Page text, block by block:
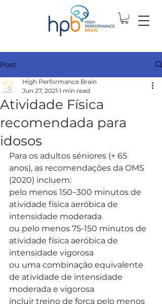
Post
Atividade Física
recomendada para
idosos
High Performance Brain
Jun 27, 2021 1 min read
Para os adultos séniores (+ 65
anos), as recomendações da OMS
(2020) incluem:
pelo menos 150–300 minutos de
atividade física aeróbica de
intensidade moderada
ou pelo menos 75-150 minutos de
atividade física aeróbica de
intensidade vigorosa
ou uma combinação equivalente
de atividade de intensidade
moderada e vigorosa
incluir treino de força pelo menos